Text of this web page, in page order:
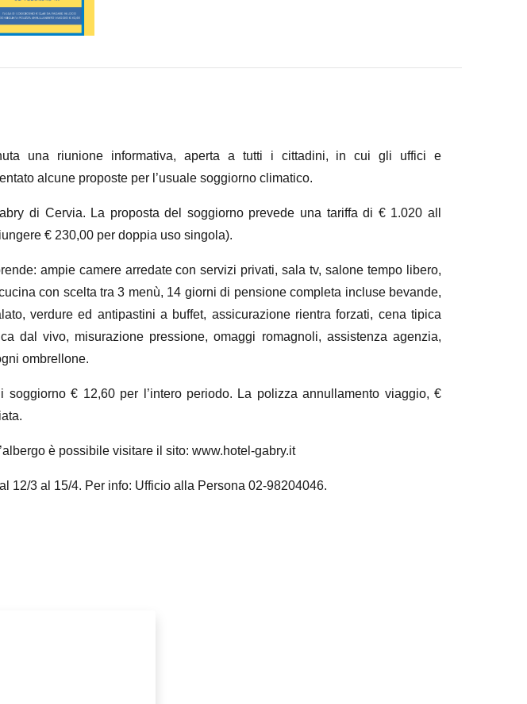
una riunione informativa, aperta a tutti i cittadini, in cui gli uffici e
alcune proposte per l’usuale soggiorno climatico.
di Cervia. La proposta del soggiorno prevede una tariffa di € 1.020 all
€ 230,00 per doppia uso singola).
ampie camere arredate con servizi privati, sala tv, salone tempo libero,
con scelta tra 3 menù, 14 giorni di pensione completa incluse bevande,
verdure ed antipastini a buffet, assicurazione rientra forzati, cena tipica
dal vivo, misurazione pressione, omaggi romagnoli, assistenza agenzia,
ombrellone.
€ 12,60 per l’intero periodo. La polizza annullamento viaggio, €
è possibile visitare il sito: www.hotel-gabry.it
12/3 al 15/4. Per info: Ufficio alla Persona 02-98204046.